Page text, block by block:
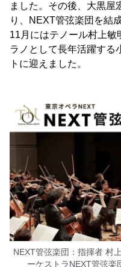
ました。その後、大黒屋
り、NEXT管弦楽団を結
11月にはテノール村上
ラノとして長年活躍する
トに迎えました。
NEXT管弦楽団：指揮者 村
ーケストラNEXT管弦楽